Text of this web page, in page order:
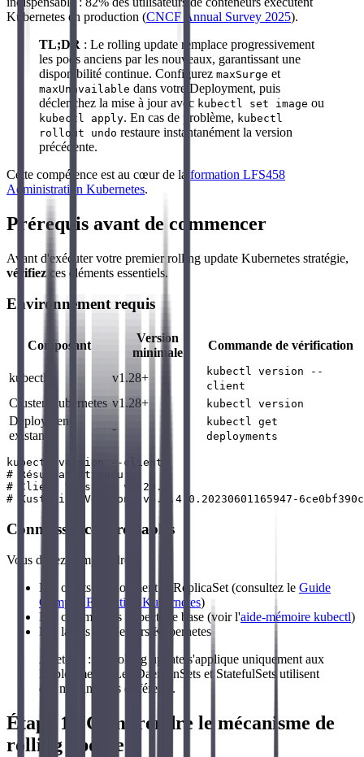
Kubernetes en production (CNCF Annual Survey 2025).
TL;DR : Le rolling update remplace progressivement
les pods anciens par les nouveaux, garantissant une
disponibilité continue. Configurez maxSurge et
maxUnavailable dans votre Deployment, puis
déclenchez la mise à jour avec kubectl set image ou
kubectl apply. En cas de problème, kubectl
rollout undo restaure instantanément la version
précédente.
Cette compétence est au cœur de la formation LFS458
Administration Kubernetes.
Prérequis avant de commencer
Avant d'exécuter votre premier rolling update Kubernetes stratégie,
vérifiez ces éléments essentiels.
Environnement requis
Composant
Version
minimale
Commande de vérification
kubectl v1.28+
kubectl version --
client
Cluster Kubernetes v1.28+ kubectl version
Deployment
existant
-
kubectl get
deployments
kubectl version --client
# Résultat attendu :
# Client Version: v1.29.0
Connaissances préalables
Vous devez comprendre :
Les objets Deployment et ReplicaSet (consultez le Guide
Complet Formation Kubernetes)
Les commandes kubectl de base (voir l'aide-mémoire kubectl)
Les labels et selectors Kubernetes
À retenir : Un rolling update s'applique uniquement aux
Deployments. Les DaemonSets et StatefulSets utilisent
des mécanismes différents.
Étape 1 : Comprendre le mécanisme de
rolling update